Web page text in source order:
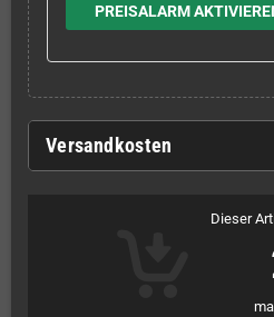
PREISALARM
Versandkosten
Dieser